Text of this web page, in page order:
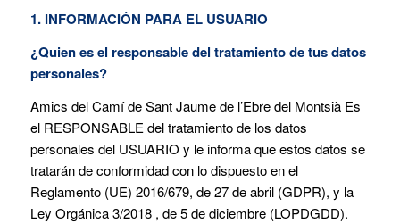
1. INFORMACIÓN PARA EL USUARIO
¿Quien es el responsable del tratamiento de tus datos
personales?
Amics del Camí de Sant Jaume de l’Ebre del Montsià Es
el RESPONSABLE del tratamiento de los datos
personales del USUARIO y le informa que estos datos se
tratarán de conformidad con lo dispuesto en el
Reglamento (UE) 2016/679, de 27 de abril (GDPR), y la
Ley Orgánica 3/2018 , de 5 de diciembre (LOPDGDD).